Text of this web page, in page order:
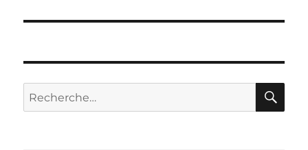
Recherche
pour :